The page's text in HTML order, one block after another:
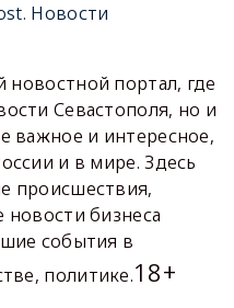
Новости
новостной портал, где
Севастополя, но и
важное и интересное,
и в мире. Здесь
происшествия,
новости бизнеса
события в
политике.18+